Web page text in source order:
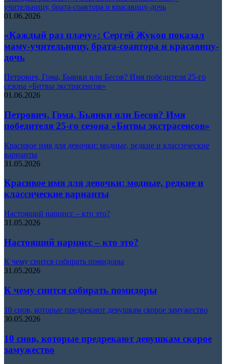
учительницу, брата-соавтора и красавицу-дочь
01.06.2026
«Каждый раз плачу»: Сергей Жуков показал
маму-учительницу, брата-соавтора и красавицу-
дочь
Петрович, Гома, Бьянки или Бесов? Имя победителя 25-го
сезона «Битвы экстрасенсов»
01.06.2026
Петрович, Гома, Бьянки или Бесов? Имя
победителя 25-го сезона «Битвы экстрасенсов»
Красивое имя для девочки: модные, редкие и классические
варианты
31.05.2026
Красивое имя для девочки: модные, редкие и
классические варианты
Настоящий нарцисс – кто это?
31.05.2026
Настоящий нарцисс – кто это?
К чему снится собирать помидоры
31.05.2026
К чему снится собирать помидоры
10 снов, которые предрекают девушкам скорое замужество
30.05.2026
10 снов, которые предрекают девушкам скорое
замужество